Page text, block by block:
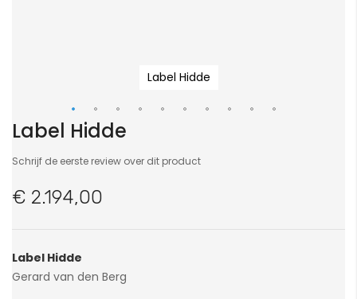
Label Hidde
Ga
het
begin
van
gallerij
Label Hidde
Schrijf de eerste review over dit product
€ 2.194,00
Label Hidde
Gerard van den Berg